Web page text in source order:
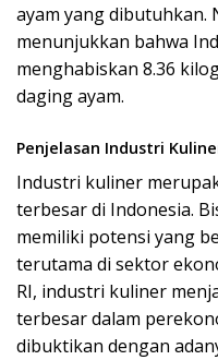
ayam yang dibutuhkan.
menunjukkan bahwa
menghabiskan 8.36
daging ayam.
Penjelasan Industri
Industri kuliner
terbesar di Indonesia.
memiliki potensi yang
terutama di sektor
RI, industri kuliner
terbesar dalam
dibuktikan dengan